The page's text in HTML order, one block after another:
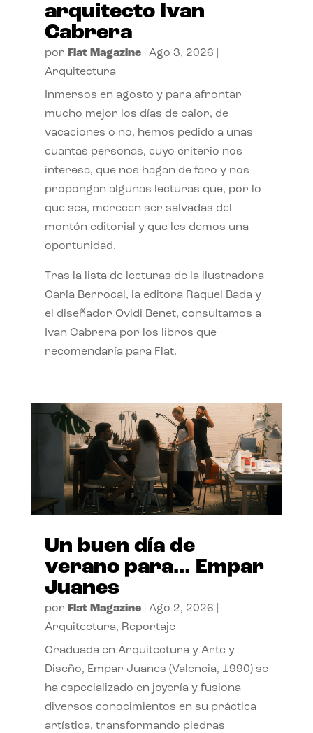
arquitecto Ivan
Cabrera
por Flat Magazine| Ago 3, 2026
Arquitectura
Inmersos en agosto y para afrontar
mucho mejor los días de calor, de
vacaciones o no, hemos pedido a unas
cuantas personas, cuyo criterio nos
interesa, que nos hagan de faro y nos
propongan algunas lecturas que, por lo
que sea, merecen ser salvadas del
montón editorial y que les demos una
oportunidad.
Tras la lista de lecturas de la ilustradora
Carla Berrocal, la editora Raquel Bada y
el diseñador Ovidi Benet, consultamos a
Ivan Cabrera por los libros que
recomendaría para Flat.
Un buen día de
verano para… Empar
Juanes
por Flat Magazine| Ago 2, 2026
Arquitectura, Reportaje
Graduada en Arquitectura y Arte y
Diseño, Empar Juanes (Valencia, 1990) se
ha especializado en joyería y fusiona
diversos conocimientos en su práctica
artística, transformando piedras